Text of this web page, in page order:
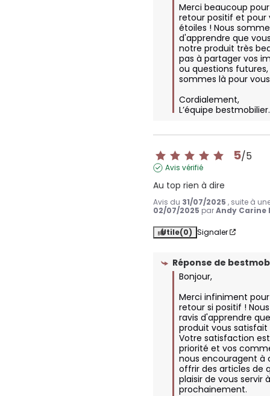
Merci beaucoup
retour positif et pour
étoiles ! Nous
d'apprendre que
notre produit très
pas à partager vos
ou questions
sommes là pour
Cordialement,
L’équipe
5/5
Avis vérifié
Au top rien à dire
Avis du 31/07/2025 , suite à
02/07/2025 parAndy Carine
Utile(0) Signaler
Réponse de
Bonjour,
Merci infiniment
retour si positif !
ravis d'apprendre
produit vous
Votre satisfaction
priorité et vos
nous encouragent à
offrir des articles de
plaisir de vous servir
prochainement.